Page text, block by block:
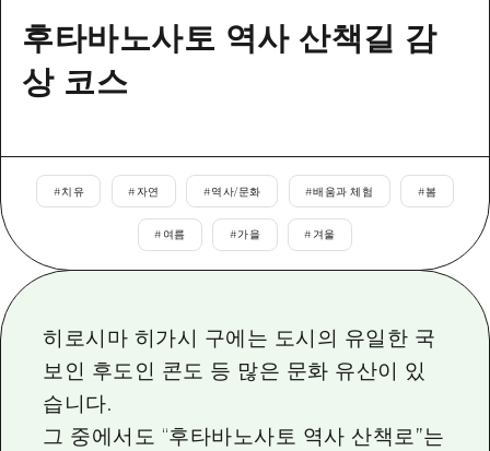
스포츠
배움과 체험
기준
역사/문화
자연
비북(備北)
야마구치(山口)현 동부
빠른 여행
당일치기
1박 2일
비북(備北)
야마구치(山口)현 동부
에히메(愛媛)현
시마네(島根)현
목록
히로시마 OMOTENASHI 패스
수하물 보관 및 배송 서비스
외국인 여행자용 거리 관광안내소
자원봉사 가이드
히로시마현내 매력을 동영상으로 소개!
HOME
후타바노사토 역사 산책길 감
상 코스
#치유 # 자연 #역사/문화 #배움과 체험 #봄
# 여름 #가을 # 겨울
히로시마 히가시 구에는 도시의 유일한 국
보인 후도인 콘도 등 많은 문화 유산이 있
습니다.
그 중에서도 “후타바노사토 역사 산책로”는